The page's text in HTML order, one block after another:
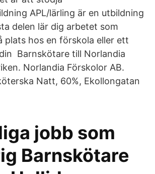
APL/lärling är en utbildning
delen lär dig arbetet som
plats hos en förskola eller ett
Barnskötare till Norlandia
Norlandia Förskolor AB.
Natt, 60%, Ekollongatan
jobb som
Barnskötare